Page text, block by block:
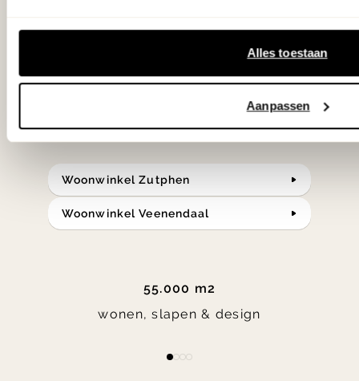
Alles toestaan
Aanpassen
in verrassende materialen en kleuren!
Bekijk onze openingstijden en
bereken je route.
Woonwinkel Zutphen
Woonwinkel Veenendaal
55.000 m2
wonen, slapen & design